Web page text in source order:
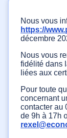
Nous vous
https://
décembre
Nous vous
fidélité dans
liées aux
Pour toute
concernant
contacter au
de 9h à 17h